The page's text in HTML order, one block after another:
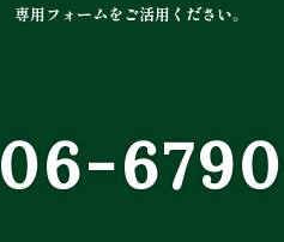
専用フォームをご活用ください。
06-